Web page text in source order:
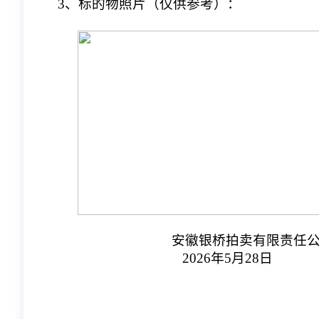
3、标的物照片（仅供参考）：
安徽银桥拍卖有限责任公
2026年5月28日